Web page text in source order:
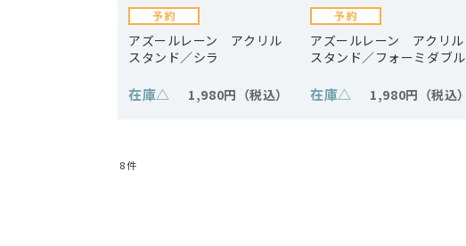
アズールレーン アクリル
スタンド／シラ
在庫△ 1,980円
アズールレーン アクリル
スタンド／フォーミダブル
在庫△ 1,980円
8件